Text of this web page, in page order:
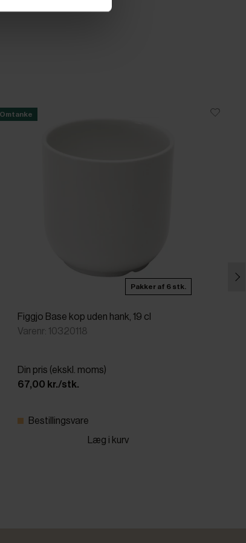
Omtanke
Pakker af 6 stk.
Figgjo Base kop uden hank, 19 cl
Varenr: 10320118
Din pris (ekskl. moms)
67,00 kr./stk.
Bestillingsvare
Læg i kurv